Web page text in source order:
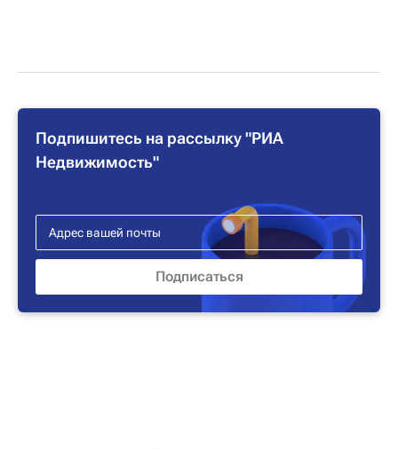
Подпишитесь на рассылку "РИА
Недвижимость"